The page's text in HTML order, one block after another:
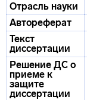
Отрасль науки
Автореферат
Текст
диссертации
Решение ДС о
приеме к
защите
диссертации